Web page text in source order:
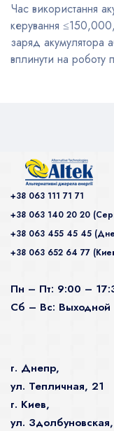
Час використання
керування
заряд акумулятора
вплинути на роботу
+38 063 111 71 71
+38 063 140 20 20
+38 063 455 45 45
+38 063 652 64 77
Пн – Пт: 9:00 –
Сб – Вс: Выходной
г. Днепр,
ул. Тепличная, 21
г. Киев,
ул.